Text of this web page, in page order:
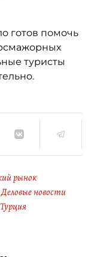
готов помочь
туристы
рынок
Деловые новости
Турция